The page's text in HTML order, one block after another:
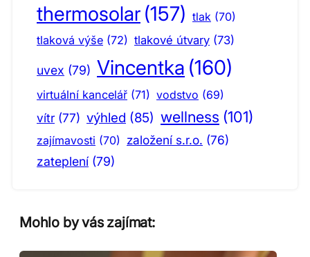
thermosolar (157) tlak (70)
tlaková výše (72) tlakové útvary (73)
uvex (79) Vincentka (160)
virtuální kancelář (71) vodstvo (69)
vítr (77) výhled (85) wellness (101)
zajímavosti (70) založení s.r.o. (76)
zateplení (79)
Mohlo by vás zajímat: